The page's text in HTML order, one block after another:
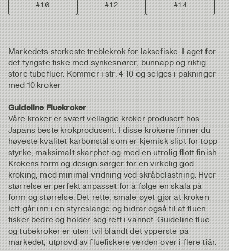
#10 #12 #14
Markedets sterkeste treblekrok for laksefiske. Laget for
det tyngste fiske med synkesnører, bunnapp og riktig
store tubefluer. Kommer i str. 4-10 og selges i pakninger
med 10 kroker
Guideline Fluekroker
Våre kroker er svært vellagde kroker produsert hos
Japans beste krokprodusent. I disse krokene finner du
høyeste kvalitet karbonstål som er kjemisk slipt for topp
styrke, maksimalt skarphet og med en utrolig flott finish.
Krokens form og design sørger for en virkelig god
kroking, med minimal vridning ved skråbelastning. Hver
størrelse er perfekt anpasset for å følge en skala på
form og størrelse. Det rette, smale øyet gjør at kroken
lett går inn i en styreslange og bidrar også til at fluen
fisker bedre og holder seg rett i vannet. Guideline flue-
og tubekroker er uten tvil blandt det ypperste på
markedet, utprøvd av fluefiskere verden over i flere tiår.